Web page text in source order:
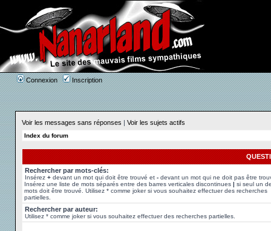
Connexion Inscription
Voir les messages sans réponses | Voir les sujets actifs
Index du forum
Rechercher par mots-clés:
Insérez + devant un mot qui doit être trouvé et - devant un mot qui ne doit pas être
Insérez une liste de mots séparés entre des barres verticales discontinues | si seul un
mots doit être trouvé. Utilisez * comme joker si vous souhaitez effectuer des recherches
partielles.
Rechercher par auteur:
Utilisez * comme joker si vous souhaitez effectuer des recherches partielles.